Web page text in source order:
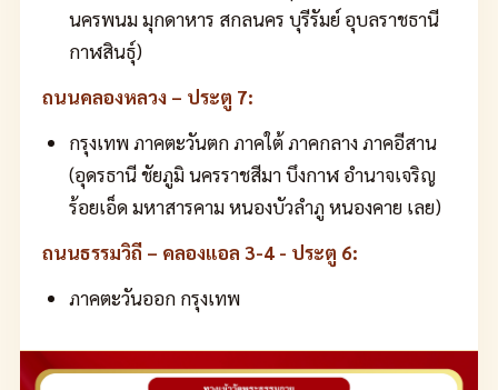
นครพนม มุกดาหาร สกลนคร บุรีรัมย์ อุบลราชธานี
กาฬสินธุ์)
ถนนคลองหลวง – ประตู 7:
กรุงเทพ ภาคตะวันตก ภาคใต้ ภาคกลาง ภาคอีสาน
(อุดรธานี ชัยภูมิ นครราชสีมา บึงกาฬ อำนาจเจริญ
ร้อยเอ็ด มหาสารคาม หนองบัวลำภู หนองคาย เลย)
ถนนธรรมวิถี – คลองแอล 3-4 - ประตู 6:
ภาคตะวันออก กรุงเทพ